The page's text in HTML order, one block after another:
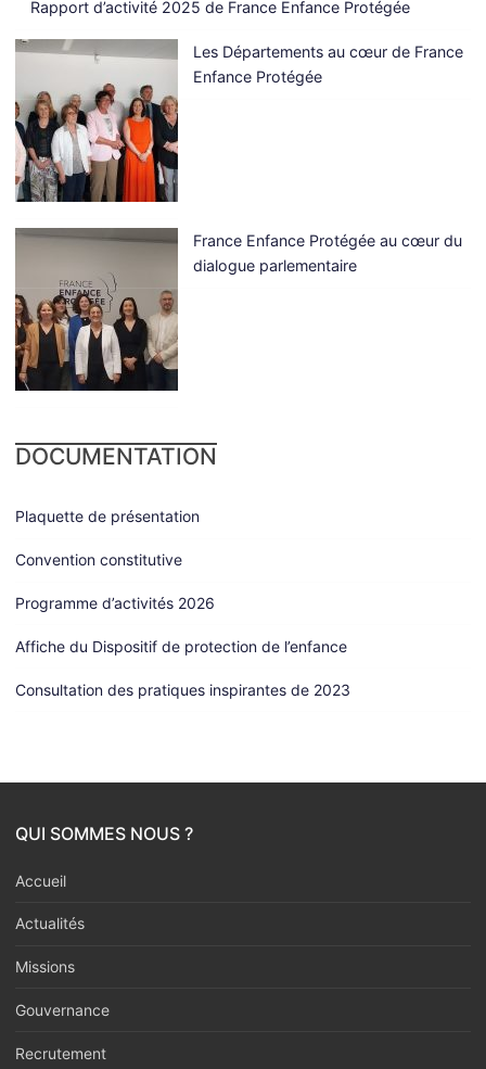
Rapport d’activité 2025 de France Enfance Protégée
Les Départements au cœur de France
Enfance Protégée
France Enfance Protégée au cœur du
dialogue parlementaire
DOCUMENTATION
Plaquette de présentation
Convention constitutive
Programme d’activités 2026
Affiche du Dispositif de protection de l’enfance
Consultation des pratiques inspirantes de 2023
QUI SOMMES NOUS ?
Accueil
Actualités
Missions
Gouvernance
Recrutement